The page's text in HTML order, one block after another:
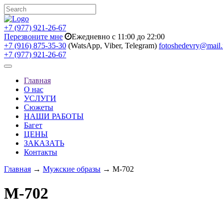
+7 (977) 921-26-67
Перезвоните мне
Ежедневно с 11:00 до 22:00
+7 (916) 875-35-30 (WatsApp, Viber, Telegram)
+7 (977) 921-26-67
Toggle
navigationГлавная
О нас
УСЛУГИ
Сюжеты
НАШИ РАБОТЫ
Багет
ЦЕНЫ
ЗАКАЗАТЬ
Контакты
Главная → Мужские образы → M-702
M-702